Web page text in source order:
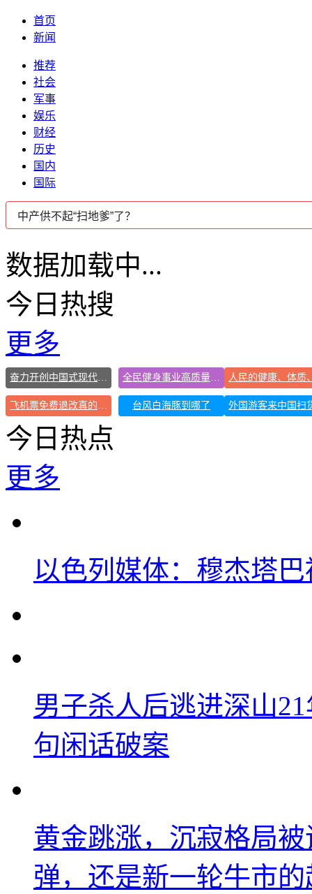
首页
新闻
推荐
社会
军事
娱乐
财经
历史
国内
国际
数据加载中...
今日热搜
更多
奋力开创中国式现代化建设新局面 全民健身事业高质量发展
飞机票免费退改真的来了 台风白海豚到哪了
今日热点
更多
以色列媒体：穆杰塔
男子杀人后逃进深山
句闲话破案
黄金跳涨，沉寂格局
弹，还是新一轮牛市